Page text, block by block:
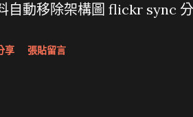
自動移除架構圖 flickr sync
享 張貼留言